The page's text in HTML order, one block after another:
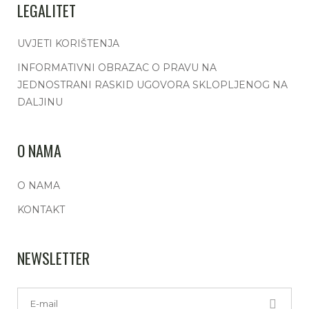
LEGALITET
UVJETI KORIŠTENJA
INFORMATIVNI OBRAZAC O PRAVU NA
JEDNOSTRANI RASKID UGOVORA SKLOPLJENOG NA
DALJINU
O NAMA
O NAMA
KONTAKT
NEWSLETTER